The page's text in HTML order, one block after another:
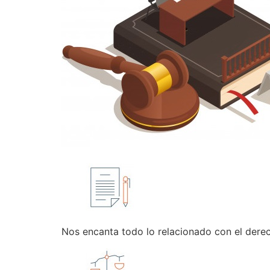
Nos encanta todo lo relacionado con el